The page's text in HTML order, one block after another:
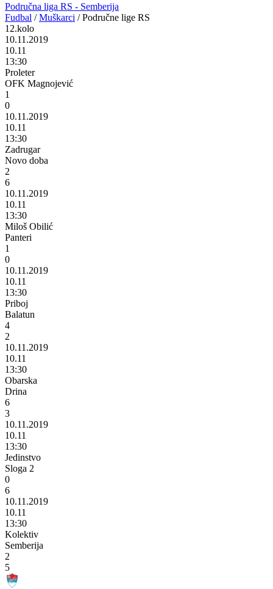
Područna liga RS - Semberija
Fudbal / Muškarci / Područne lige RS
12.kolo
10.11.2019
10.11
13:30
Proleter
OFK Magnojević
1
0
10.11.2019
10.11
13:30
Zadrugar
Novo doba
2
6
10.11.2019
10.11
13:30
Miloš Obilić
Panteri
1
0
10.11.2019
10.11
13:30
Priboj
Balatun
4
2
10.11.2019
10.11
13:30
Obarska
Drina
6
3
10.11.2019
10.11
13:30
Jedinstvo
Sloga 2
0
6
10.11.2019
10.11
13:30
Kolektiv
Semberija
2
5